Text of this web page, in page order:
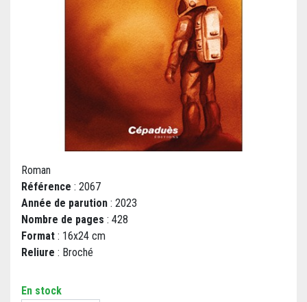
Roman
Référence : 2067
Année de parution : 2023
Nombre de pages : 428
Format : 16x24 cm
Reliure : Broché
En stock